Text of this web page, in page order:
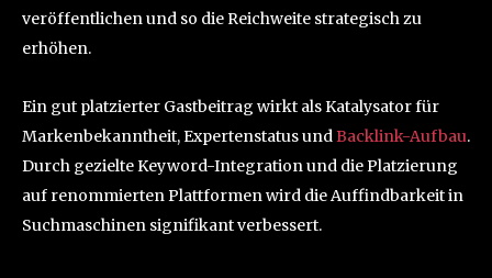
veröffentlichen und so die Reichweite strategisch zu
erhöhen.
Ein gut platzierter Gastbeitrag wirkt als Katalysator für
Markenbekanntheit, Expertenstatus undBacklink-Aufbau.
Durch gezielte Keyword-Integration und die Platzierung
auf renommierten Plattformen wird die Auffindbarkeit in
Suchmaschinen signifikant verbessert.